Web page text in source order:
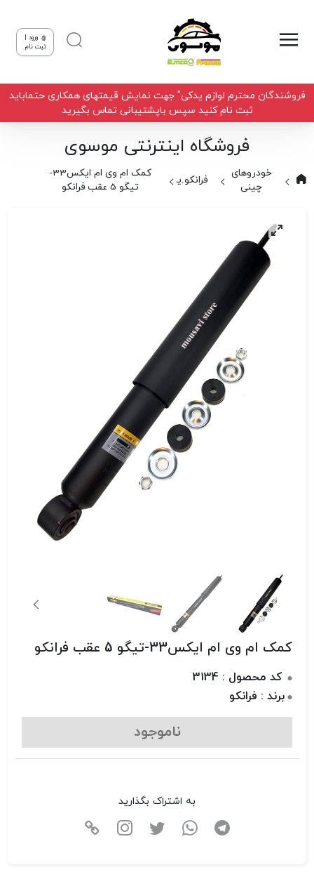
ورود |
ثبت نام
فروشندگان محترم لوازم یدکی" جهت نمایش قیمتهای همکاری حتماباید
ثبت نام کنید سپس باپشتیبانی تماس بگیرید
فروشگاه اینترنتی موسوی
خودروهای
چینی
فرانکو.یلکن
کمک ام وی ام ایکس33-
تیگو 5 عقب فرانکو
کمک ام وی ام ایکس33-تیگو 5 عقب فرانکو
کد محصول : 3134
برند : فرانکو
ناموجود
به اشتراک بگذارید